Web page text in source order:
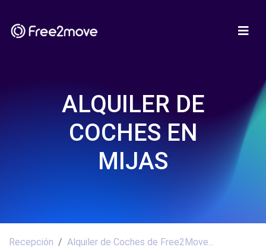
ALQUILER DE
COCHES EN
MIJAS
Recepción
Alquiler de Coches de Free2Move...